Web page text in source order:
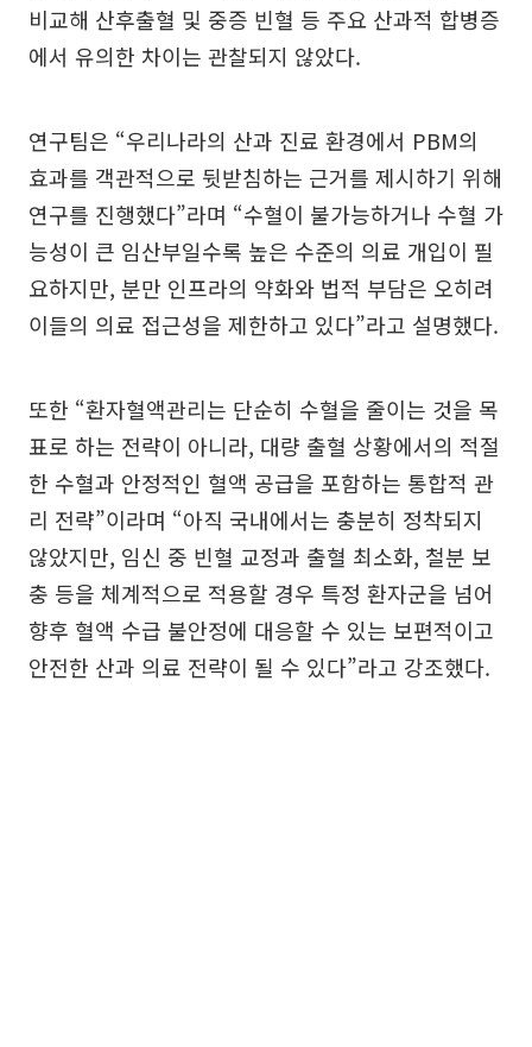
비교해 산후출혈 및 중증 빈혈 등 주요 산과적 합병증
에서 유의한 차이는 관찰되지 않았다.
연구팀은 “우리나라의 산과 진료 환경에서 PBM의
효과를 객관적으로 뒷받침하는 근거를 제시하기 위해
연구를 진행했다”라며 “수혈이 불가능하거나 수혈 가
능성이 큰 임산부일수록 높은 수준의 의료 개입이 필
요하지만, 분만 인프라의 약화와 법적 부담은 오히려
이들의 의료 접근성을 제한하고 있다”라고 설명했다.
또한 “환자혈액관리는 단순히 수혈을 줄이는 것을 목
표로 하는 전략이 아니라, 대량 출혈 상황에서의 적절
한 수혈과 안정적인 혈액 공급을 포함하는 통합적 관
리 전략”이라며 “아직 국내에서는 충분히 정착되지
않았지만, 임신 중 빈혈 교정과 출혈 최소화, 철분 보
충 등을 체계적으로 적용할 경우 특정 환자군을 넘어
향후 혈액 수급 불안정에 대응할 수 있는 보편적이고
안전한 산과 의료 전략이 될 수 있다”라고 강조했다.